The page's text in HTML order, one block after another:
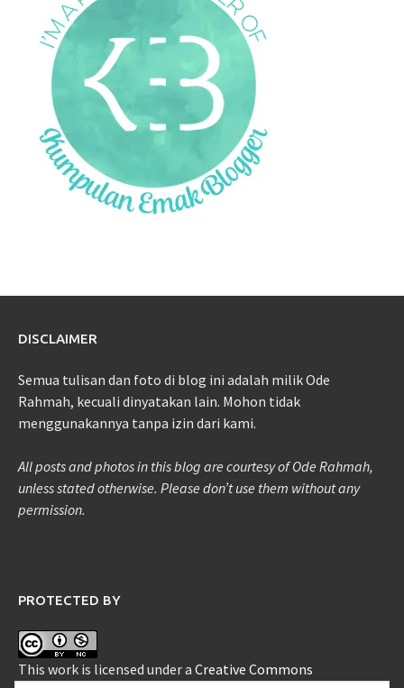
DISCLAIMER
Semua tulisan dan foto di blog ini adalah milik Ode
Rahmah, kecuali dinyatakan lain. Mohon tidak
menggunakannya tanpa izin dari kami.
All posts and photos in this blog are courtesy of Ode Rahmah,
unless stated otherwise. Please don’t use them without any
permission.
PROTECTED BY
This work is licensed under a Creative Commons